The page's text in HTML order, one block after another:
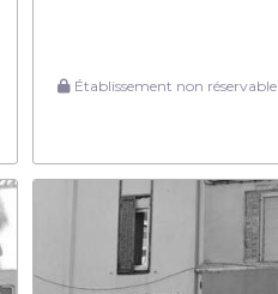
Établissement non réservable